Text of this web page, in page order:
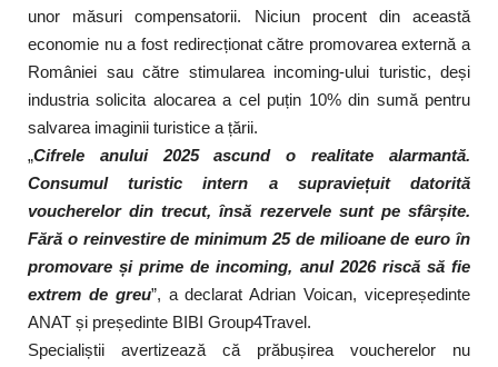
unor măsuri compensatorii. Niciun procent din această
economie nu a fost redirecționat către promovarea externă a
României sau către stimularea incoming-ului turistic, deși
industria solicita alocarea a cel puțin 10% din sumă pentru
salvarea imaginii turistice a țării.
„Cifrele anului 2025 ascund o realitate alarmantă.
Consumul turistic intern a supraviețuit datorită
voucherelor din trecut, însă rezervele sunt pe sfârșite.
Fără o reinvestire de minimum 25 de milioane de euro în
promovare și prime de incoming, anul 2026 riscă să fie
extrem de greu”, a declarat Adrian Voican, vicepreședinte
ANAT și președinte BIBI Group4Travel.
Specialiștii avertizează că prăbușirea voucherelor nu